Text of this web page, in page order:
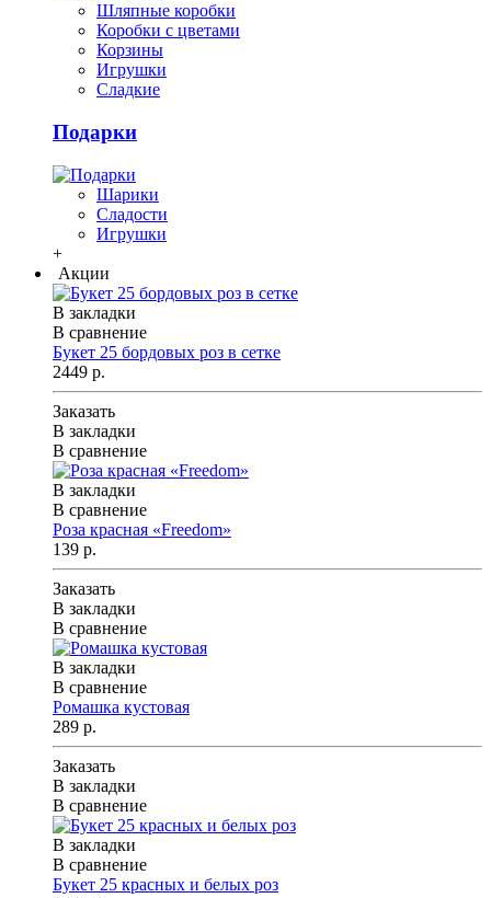
Шляпные коробки
Коробки с цветами
Корзины
Игрушки
Сладкие
Подарки
Шарики
Сладости
Игрушки
+
Акции
В закладки
В сравнение
Букет 25 бордовых роз в сетке
2449 р.
Заказать
В закладки
В сравнение
В закладки
В сравнение
Роза красная «Freedom»
139 р.
Заказать
В закладки
В сравнение
В закладки
В сравнение
Ромашка кустовая
289 р.
Заказать
В закладки
В сравнение
В закладки
В сравнение
Букет 25 красных и белых роз